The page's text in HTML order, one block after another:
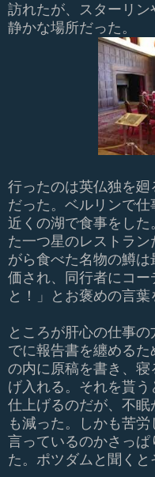
訪れたが、スターリ
静かな場所だった。
行ったのは英仏独を
だった。ベルリンで仕
近くの湖で食事をし
た一つ星のレストラ
がら食べた名物の鱒
価され、同行者にコ
と！」とお褒めの言葉
ところが肝心の仕事
でに報告書を纏める
の内に原稿を書き、
げ入れる。それを貰
仕上げるのだが、不眠
も減った。しかも苦
言っているのかさっ
た。ポツダムと聞くと